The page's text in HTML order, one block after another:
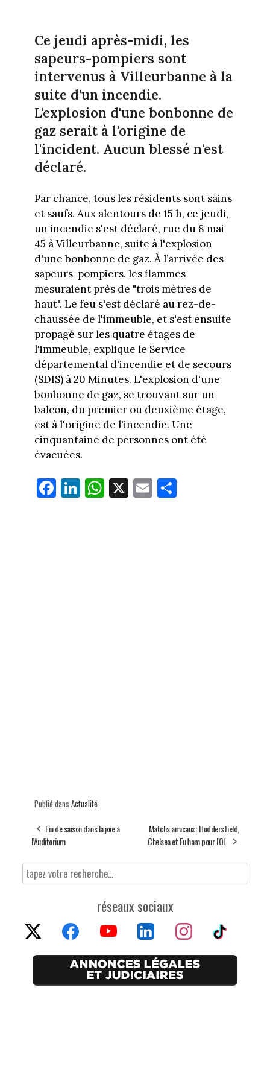
Ce jeudi après-midi, les
sapeurs-pompiers sont
intervenus à Villeurbanne à la
suite d'un incendie.
L'explosion d'une bonbonne de
gaz serait à l'origine de
l'incident. Aucun blessé n'est
déclaré.
Par chance, tous les résidents sont sains
et saufs. Aux alentours de 15 h, ce jeudi,
un incendie s'est déclaré, rue du 8 mai
45 à Villeurbanne, suite à l'explosion
d'une bonbonne de gaz. À l’arrivée des
sapeurs-pompiers, les flammes
mesuraient près de "trois mètres de
haut". Le feu s'est déclaré au rez-de-
chaussée de l'immeuble, et s'est ensuite
propagé sur les quatre étages de
l'immeuble, explique le Service
départemental d'incendie et de secours
(SDIS) à 20 Minutes. L'explosion d'une
bonbonne de gaz, se trouvant sur un
balcon, du premier ou deuxième étage,
est à l'origine de l'incendie. Une
cinquantaine de personnes ont été
évacuées.
Fa
ce
Li
nk
W
ha
X E
m
Pa
Publié dans Actualité
Fin de saison dans la joie à
l’Auditorium
Matchs amicaux : Huddersfield,
Chelsea et Fulham pour l'OL
réseaux sociaux